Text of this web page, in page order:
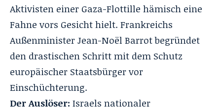
Aktivisten einer Gaza-Flottille hämisch eine
Fahne vors Gesicht hielt. Frankreichs
Außenminister Jean-Noël Barrot begründet
den drastischen Schritt mit dem Schutz
europäischer Staatsbürger vor
Einschüchterung.
Der Auslöser: Israels nationaler